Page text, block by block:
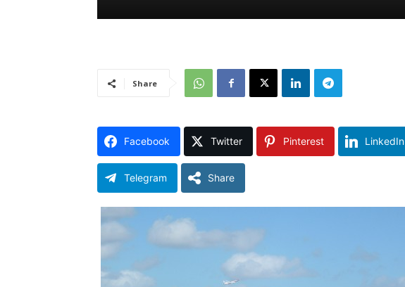
Share
Facebook Twitter Pinterest LinkedIn
Telegram Share